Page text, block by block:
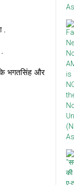
.
भगतसिंह और